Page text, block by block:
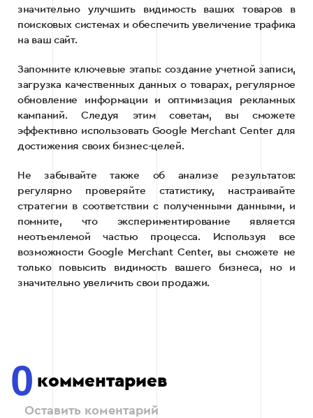
значительно улучшить видимость ваших товаров в
поисковых системах и обеспечить увеличение трафика
на ваш сайт.
Запомните ключевые этапы: создание учетной записи,
загрузка качественных данных о товарах, регулярное
обновление информации и оптимизация рекламных
кампаний. Следуя этим советам, вы сможете
эффективно использовать Google Merchant Center для
достижения своих бизнес-целей.
Не забывайте также об анализе результатов:
регулярно проверяйте статистику, настраивайте
стратегии в соответствии с полученными данными, и
помните, что экспериментирование является
неотъемлемой частью процесса. Используя все
возможности Google Merchant Center, вы сможете не
только повысить видимость вашего бизнеса, но и
значительно увеличить свои продажи.
0 комментариев
Оставить коментарий